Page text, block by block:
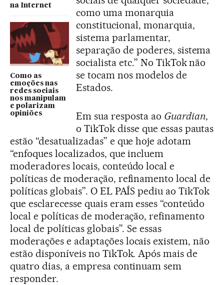
na Internet
Como as
emoções nas
redes sociais
nos manipulam
e polarizam
opiniões
como uma monarquia
constitucional, monarquia,
sistema parlamentar,
separação de poderes, sistema
socialista etc.” No TikTok não
se tocam nos modelos de
Estados.
Em sua resposta ao Guardian,
o TikTok disse que essas pautas
estão “desatualizadas” e que hoje adotam
“enfoques localizados, que incluem
moderadores locais, conteúdo local e
políticas de moderação, refinamento local de
políticas globais”. O EL PAÍS pediu ao TikTok
que esclarecesse quais eram esses “conteúdo
local e políticas de moderação, refinamento
local de políticas globais”. Se essas
moderações e adaptações locais existem, não
estão disponíveis no TikTok. Após mais de
quatro dias, a empresa continuam sem
responder.